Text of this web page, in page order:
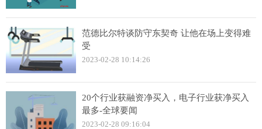
范德比尔特谈防守东契奇 让他在场上变得难
受
2023-02-28 10:14:26
20个行业获融资净买入，电子行业获净买入
最多-全球要闻
2023-02-28 09:16:04